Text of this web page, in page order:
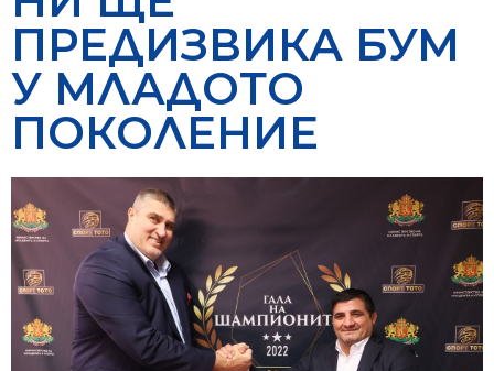
ПРЕДИЗВИКА БУМ
У МЛАДОТО
ПОКОЛЕНИЕ